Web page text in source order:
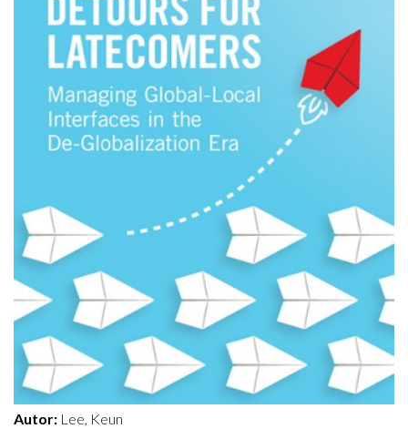
Autor: Lee, Keun